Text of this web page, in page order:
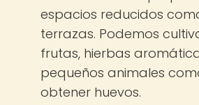
espacios reducidos
terrazas. Podemos
frutas, hierbas
pequeños animales
obtener huevos.